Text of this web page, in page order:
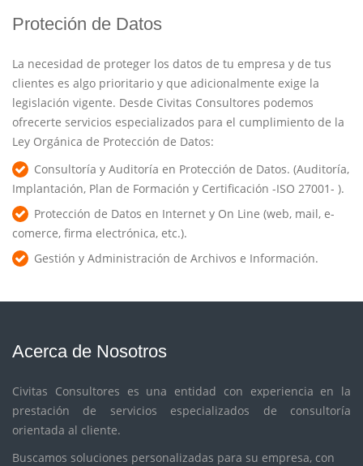
Proteción de Datos
La necesidad de proteger los datos de tu empresa y de tus
clientes es algo prioritario y que adicionalmente exige la
legislación vigente. Desde Civitas Consultores podemos
ofrecerte servicios especializados para el cumplimiento de la
Ley Orgánica de Protección de Datos:
Consultoría y Auditoría en Protección de Datos. (Auditoría,
Implantación, Plan de Formación y Certificación -ISO 27001- ).
Protección de Datos en Internet y On Line (web, mail, e-
comerce, firma electrónica, etc.).
Gestión y Administración de Archivos e Información.
Acerca de Nosotros
Civitas Consultores es una entidad con experiencia en la
prestación de servicios especializados de consultoría
orientada al cliente.
Buscamos soluciones personalizadas para su empresa, con